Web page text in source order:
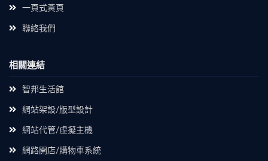
一頁式黃頁
聯絡我們
相關連結
智邦生活館
網站架設/版型設計
網站代管/虛擬主機
網路開店/購物車系統